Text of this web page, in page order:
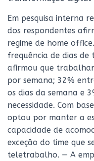
Em pesquisa interna
dos respondentes
regime de home
frequência de dias
afirmou que
por semana; 32%
os dias da semana e
necessidade. Com
optou por manter a
capacidade de
exceção do time que
teletrabalho. — A